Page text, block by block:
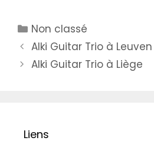
Catégories
Non classé
Alki Guitar Trio à Leuven
Alki Guitar Trio à Liège
Liens